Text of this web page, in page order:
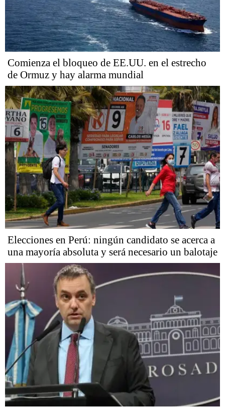
Comienza el bloqueo de EE.UU. en el estrecho
de Ormuz y hay alarma mundial
Elecciones en Perú: ningún candidato se acerca a
una mayoría absoluta y será necesario un balotaje